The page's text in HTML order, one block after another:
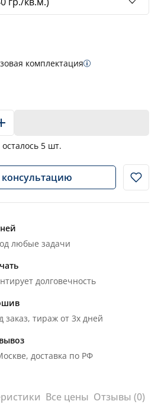
комплектация
5 шт.
любые задачи
долговечность
заказ, тираж от 3х дней
доставка по РФ
Все цены Отзывы (0)